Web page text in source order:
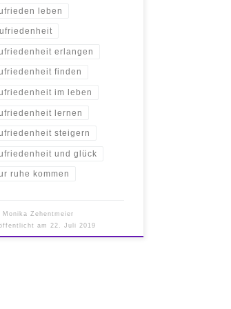
leben
erlangen
finden
im leben
lernen
steigern
und glück
ruhe kommen
Monika Zehentmeier
am 22. Juli 2019